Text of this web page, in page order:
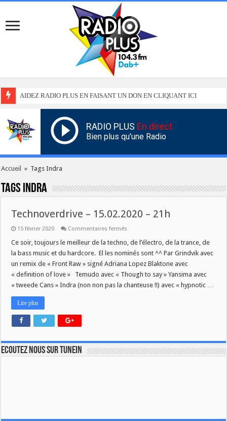
AIDEZ RADIO PLUS EN FAISANT UN DON EN CLIQUANT ICI
RADIO PLUS En direct
Bien plus qu'une Radio
Accueil » Tags Indra
Tags Indra
Technoverdrive – 15.02.2020 – 21h
15 février 2020 Commentaires fermés
–
21h
Ce soir, toujours le meilleur de la techno, de l’électro, de la trance, de
la bass music et du hardcore. El les nominés sont ^^ Par Grindvik avec
un remix de « Front Raw » signé Adriana Lopez Blaktone avec
« definition of love » Temudo avec « Though to say » Yansima avec
« tweede Cans » Indra (non non pas la chanteuse !!) avec « hypnotic …
Lire plus
Ecoutez nous sur TuneIn